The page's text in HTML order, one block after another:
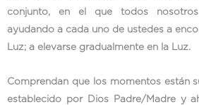
conjunto, en el que todos
ayudando a cada uno de ustedes a
Luz; a elevarse gradualmente en la Luz.
Comprendan que los momentos están
establecido por Dios Padre/Madre y